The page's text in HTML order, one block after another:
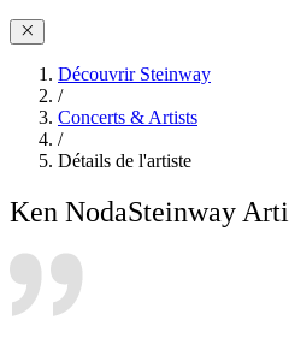
Découvrir Steinway
/
Concerts & Artists
/
Détails de l'artiste
Ken NodaSteinway